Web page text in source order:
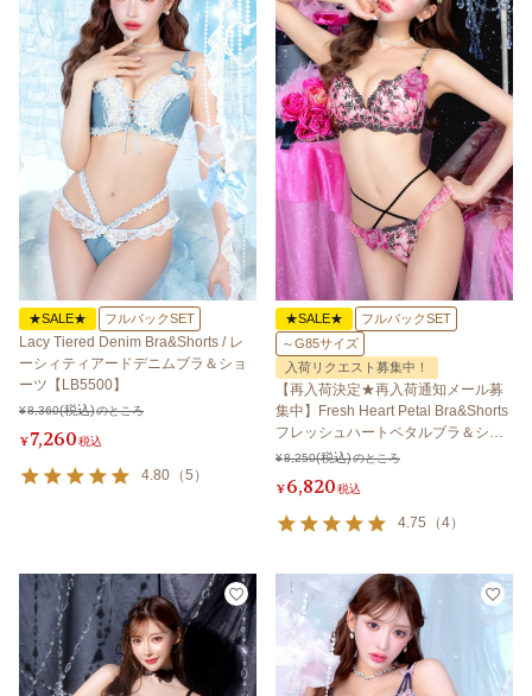
★SALE★ フルバックSET
Lacy Tiered Denim Bra&Shorts / レ
ーシィティアードデニムブラ＆ショ
ーツ【LB5500】
¥8,360 のところ
¥7,260税込
4.80 （5 ）
★SALE★
フルバックSET
～G85サイズ
入荷リクエスト募集中！
【再入荷決定★再入荷通知メール募
集中】Fresh Heart Petal Bra&Shorts
フレッシュハートペタルブラ＆ショ
ーツ 【LB5500】
¥8,250 のところ
¥6,820税込
4.75 （4）